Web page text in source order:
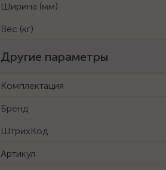
Ширина (мм)
Вес (кг)
Другие параметры
Комплектация
Бренд
ШтрихКод
Артикул